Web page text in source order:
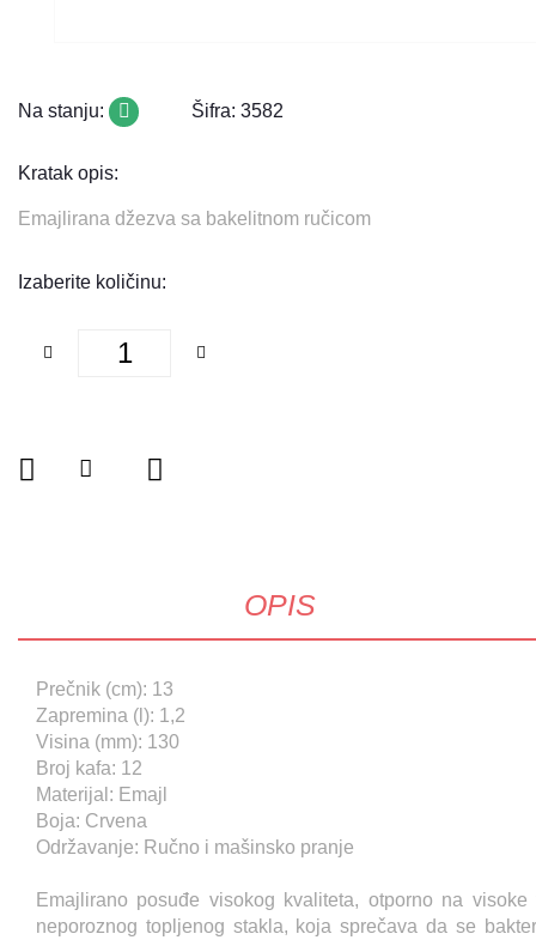
Na stanju: Šifra: 3582
Kratak opis:
Emajlirana džezva sa bakelitnom ručicom
Izaberite količinu:
OPIS
Prečnik (cm): 13
Zapremina (l): 1,2
Visina (mm): 130
Broj kafa: 12
Materijal: Emajl
Boja: Crvena
Održavanje: Ručno i mašinsko pranje
Emajlirano posuđe visokog kvaliteta, otporno na
neporoznog topljenog stakla, koja sprečava da se